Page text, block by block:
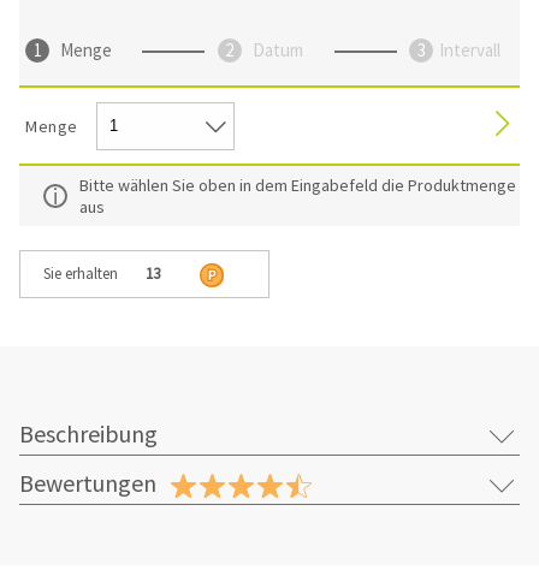
Menge Datum Intervall
Menge
Bitte wählen Sie oben in dem Eingabefeld die Produktmenge
aus
Sie erhalten 13
Beschreibung
Bewertungen